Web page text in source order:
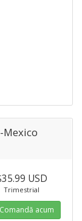
Mexico
USD
Trimestrial
Comandă acum